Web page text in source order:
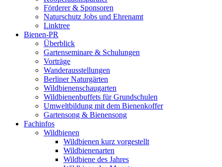
Förderer & Sponsoren
Naturschutz Jobs und Ehrenamt
Linktree
Bienen-PR
Überblick
Gartenseminare & Schulungen
Vorträge
Wanderausstellungen
Berliner Naturgärten
Wildbienenschaugarten
Wildbienenbuffets für Grundschulen
Umweltbildung mit dem Bienenkoffer
Gartensong & Bienensong
Fachinfos
Wildbienen
Wildbienen kurz vorgestellt
Wildbienenarten
Wildbiene des Jahres